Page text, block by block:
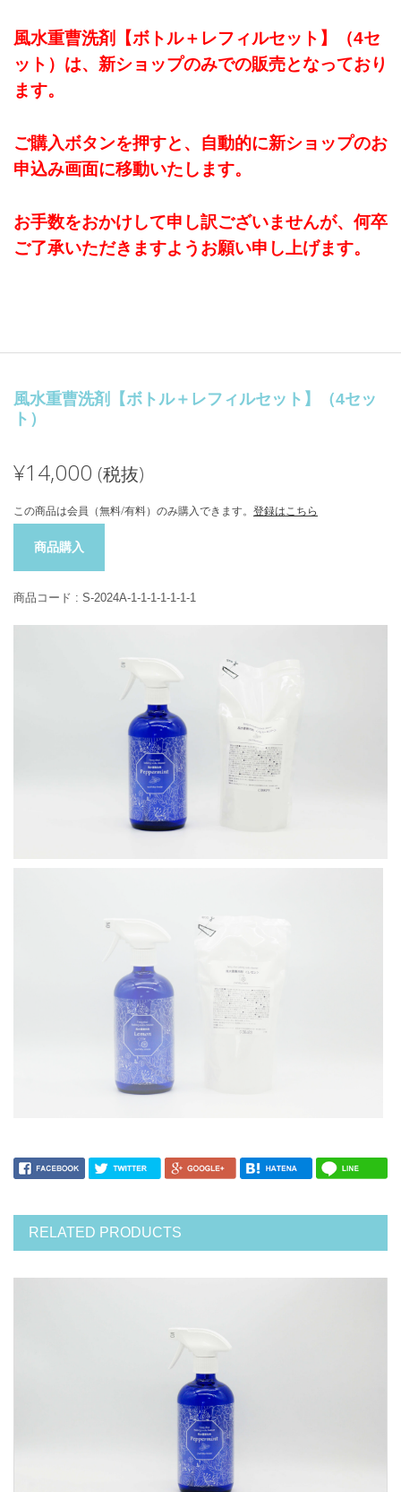
風水重曹洗剤【ボトル＋レフィルセット】（4セ
ット）は、新ショップのみでの販売となっており
ます。
ご購入ボタンを押すと、自動的に新ショップのお
申込み画面に移動いたします。
お手数をおかけして申し訳ございませんが、何卒
ご了承いただきますようお願い申し上げます。
風水重曹洗剤【ボトル＋レフィルセット】（4セッ
ト）
¥14,000 (税抜)
この商品は会員（無料/有料）のみ購入できます。 登録はこちら
商品購入
商品コード : S-2024A-1-1-1-1-1-1-1
RELATED PRODUCTS